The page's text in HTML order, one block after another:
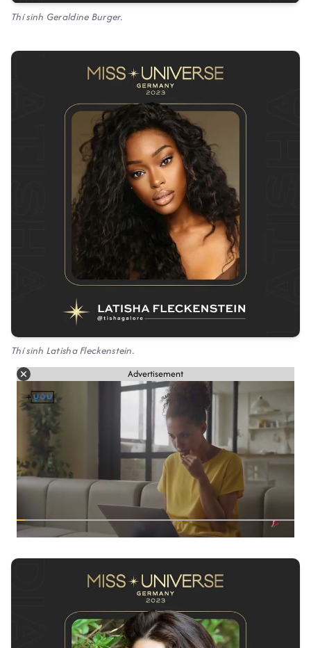
Thí sinh Geraldine Burger.
Thí sinh Latisha Fleckenstein.
Advertisement